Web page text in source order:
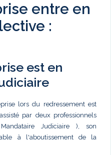
entre en
:
est en
lors du redressement est
par deux professionnels
Judiciaire ), son
à l'aboutissement de la